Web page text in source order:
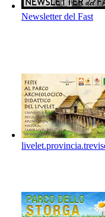
Newsletter del Fast